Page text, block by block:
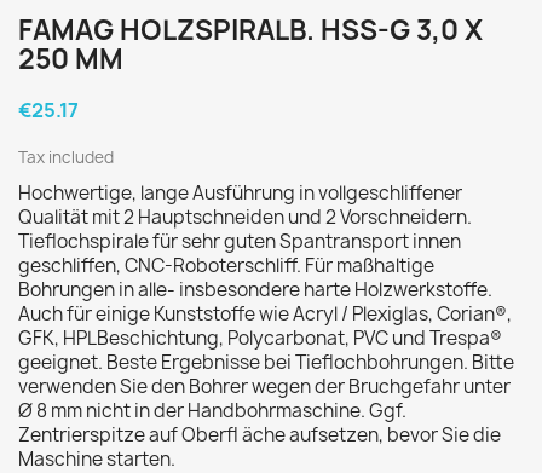
FAMAG HOLZSPIRALB. HSS-G 3,0 X
250 MM
€25.17
Tax included
Hochwertige, lange Ausführung in vollgeschliffener
Qualität mit 2 Hauptschneiden und 2 Vorschneidern.
Tieflochspirale für sehr guten Spantransport innen
geschliffen, CNC-Roboterschliff. Für maßhaltige
Bohrungen in alle- insbesondere harte Holzwerkstoffe.
Auch für einige Kunststoffe wie Acryl / Plexiglas, Corian®,
GFK, HPLBeschichtung, Polycarbonat, PVC und Trespa®
geeignet. Beste Ergebnisse bei Tieflochbohrungen. Bitte
verwenden Sie den Bohrer wegen der Bruchgefahr unter
Ø 8 mm nicht in der Handbohrmaschine. Ggf.
Zentrierspitze auf Oberfl äche aufsetzen, bevor Sie die
Maschine starten.